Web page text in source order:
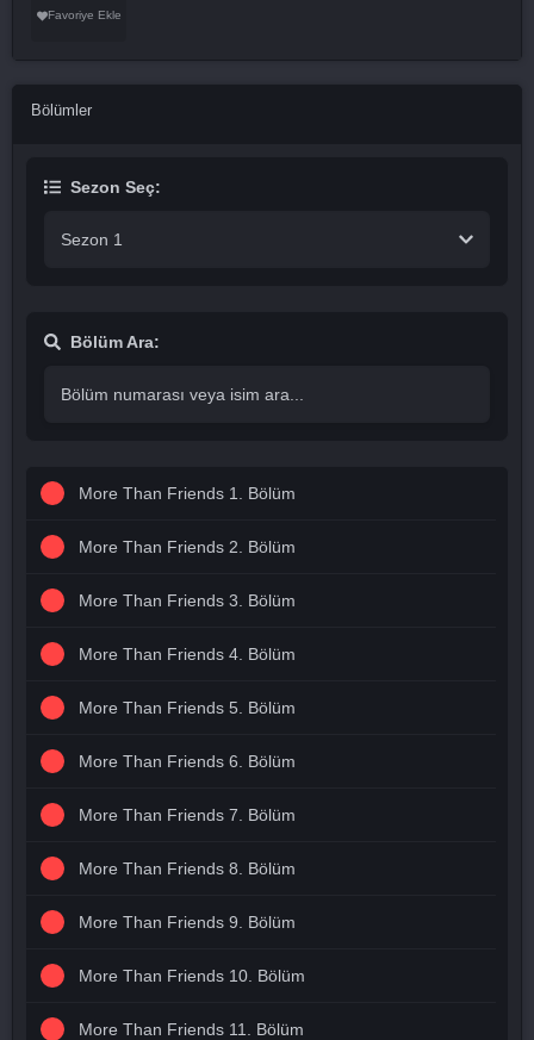
Favoriye Ekle
Bölümler
Sezon Seç:
Sezon 1
Bölüm Ara:
More Than Friends 1. Bölüm
More Than Friends 2. Bölüm
More Than Friends 3. Bölüm
More Than Friends 4. Bölüm
More Than Friends 5. Bölüm
More Than Friends 6. Bölüm
More Than Friends 7. Bölüm
More Than Friends 8. Bölüm
More Than Friends 9. Bölüm
More Than Friends 10. Bölüm
More Than Friends 11. Bölüm